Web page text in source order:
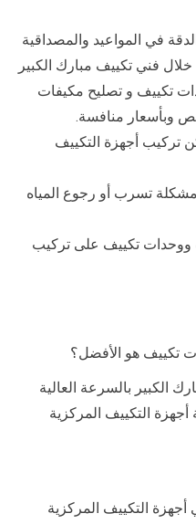
في المواعيد والمصداقية
فني تكييف مبارك الكبير
تكييف و تصليح مكيفات
وبأسعار منافسة.
تركيب أجهزة التكييف
تسرب أو رجوع المياه
تكييف على تركيب
تكييف هو الأفضل؟
الكبير بالسرعة العالية
التكييف المركزية
التكييف المركزية